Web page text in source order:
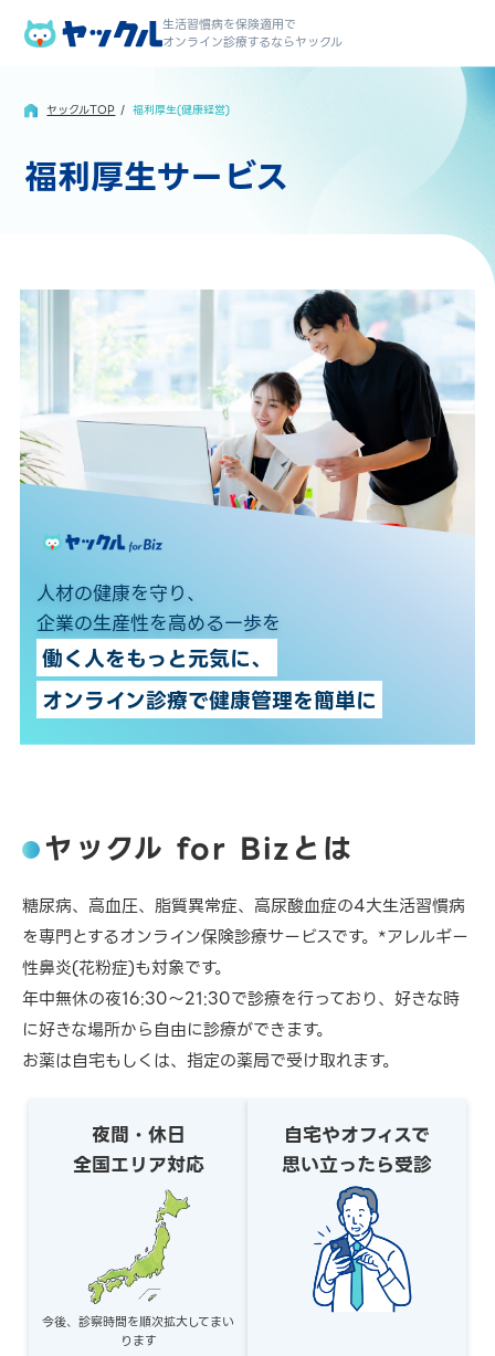
生活習慣病を保険適用で
オンライン診療するならヤックル
ヤックルTOP 福利厚生(健康経営)
福利厚生サービス
人材の健康を守り、
企業の生産性を高める一歩を
働く人をもっと元気に、
オンライン診療で健康管理を簡単に
ヤックル for Bizとは
糖尿病、高血圧、脂質異常症、高尿酸血症の4大生活習慣病
を専門とするオンライン保険診療サービスです。*アレルギー
性鼻炎(花粉症)も対象です。
年中無休の夜16:30～21:30で診療を行っており、好きな時
に好きな場所から自由に診療ができます。
お薬は自宅もしくは、指定の薬局で受け取れます。
夜間・休日
全国エリア対応
今後、診察時間を順次拡大してまい
ります
自宅やオフィスで
思い立ったら受診